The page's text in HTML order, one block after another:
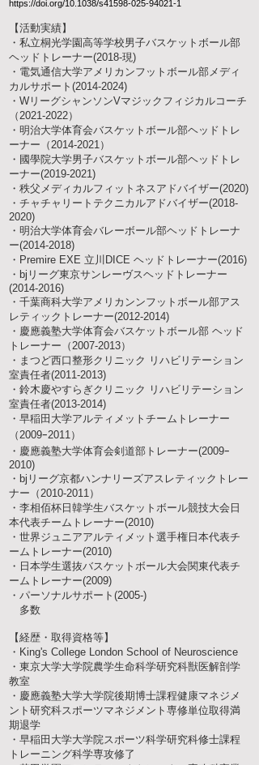
https://doi.org/10.1038/s41598-025-94021-1
【活動実績】
・私立桐光学園高等学校男子バスケットボール部
ヘッドトレーナー(2018-現)
​・電気通信大学アメリカンフットボール部メディ
カルサポート(2014-2024)
・WリーグシャンソンVマジックフィジカルコーチ
（2021-2022）
・明治大学体育会バスケットボール部ヘッドトレ
ーナー（2014-2021）
・國學院大学男子バスケットボール部ヘッドトレ
ーナー(2019-2021)
​・秩父メディカルフィットネスアドバイザー(2020)
・チャチャリートテクニカルアドバイザー(2018-
2020)
・明治大学体育会バレーボール部ヘッドトレーナ
ー(2014-2018)
・Premire EXE 立川DICE ヘッドトレーナー(2016)
・bjリーグ東京サンレーヴスヘッドトレーナー
(2014-2016)
・千葉商科大学アメリカンンフットボール部アス
レティックトレーナー(2012-2014)
・慶應義塾大学体育会バスケットボール部 ヘッド
トレーナー（2007-2013）
・まつど西口整形クリニック リハビリテーション
室責任者(2011-2013)
・鈴木慶やすらぎクリニック リハビリテーション
室責任者(2013-2014)
・早稲田大学アルティメットチームトレーナー
（2009ｰ2011）
・慶應義塾大学体育会剣道部トレーナー(2009ｰ
2010)
・bjリーグ京都ハンナリーズアスレティックトレー
ナー（2010-2011）
・李相佰杯日韓学生バスケットボール競技大会日
本代表チームトレーナー(2010)
・世界ジュニアアルティメット選手権日本代表チ
ームトレーナー(2010)
・日本学生選抜バスケットボール大会関東代表チ
ームトレーナー(2009)
・パーソナルサポート(2005-)
多数
【経歴・取得資格等】
・King's College London School of Neuroscience
・東京大学大学院農学生命科学研究科獣医解剖学
教室
・慶應義塾大学大学院後期博士課程健康マネジメ
ント研究科スポーツマネジメント専修単位取得満
期退学
・早稲田大学大学院スポーツ科学研究科修士課程
トレーニング科学専攻修了